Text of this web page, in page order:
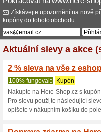
Hlavní
Here-